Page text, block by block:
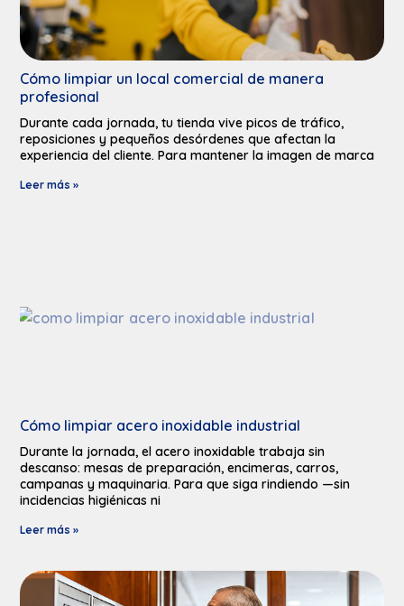
Cómo limpiar un local comercial de manera
profesional
Durante cada jornada, tu tienda vive picos de tráfico,
reposiciones y pequeños desórdenes que afectan la
experiencia del cliente. Para mantener la imagen de marca
Leer más »
Cómo limpiar acero inoxidable industrial
Durante la jornada, el acero inoxidable trabaja sin
descanso: mesas de preparación, encimeras, carros,
campanas y maquinaria. Para que siga rindiendo —sin
incidencias higiénicas ni
Leer más »